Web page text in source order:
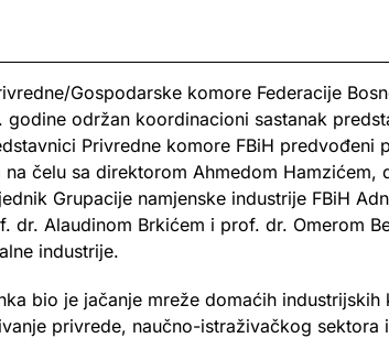
Gospodarske komore Federacije
održan koordinacioni sastanak
Privredne komore FBiH
na čelu sa direktorom Ahmedom
Grupacije namjenske industrije FBiH
dr. Alaudinom Brkićem i prof. dr. Omerom
industrije.
bio je jačanje mreže domaćih
privrede, naučno-istraživačkog